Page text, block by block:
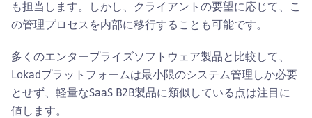
も担当します。しかし、クライアントの要望に応じて、こ
の管理プロセスを内部に移行することも可能です。
多くのエンタープライズソフトウェア製品と比較して、
Lokadプラットフォームは最小限のシステム管理しか必要
とせず、軽量なSaaS B2B製品に類似している点は注目に
値します。